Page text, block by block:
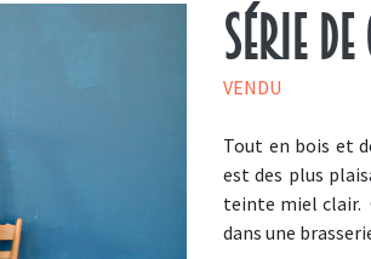
Série
VENDU
Tout en bois et
est des plus
teinte miel clair.
dans une